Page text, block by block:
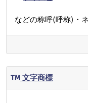
などの称呼(呼称)・
文字商標